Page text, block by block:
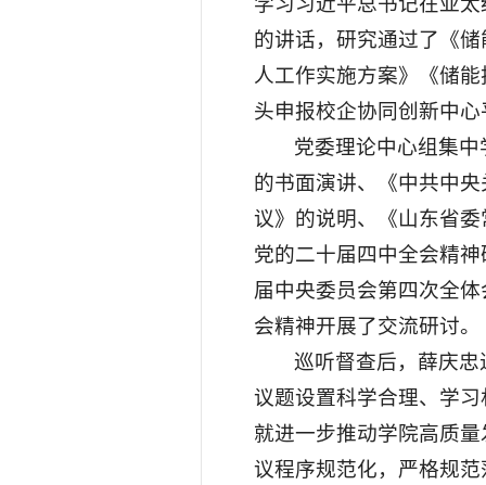
的讲话，研究通过了《
人工作实施方案》《储
头申报校企协同创新中
党委理论中心组集
的书面演讲、《中共中
议》的说明、《山东省
党的二十届四中全会精
届中央委员会第四次全
会精神开展了交流研讨。
巡听督查后，薛庆
议题设置科学合理、学
就进一步推动学院高质
议程序规范化，严格规